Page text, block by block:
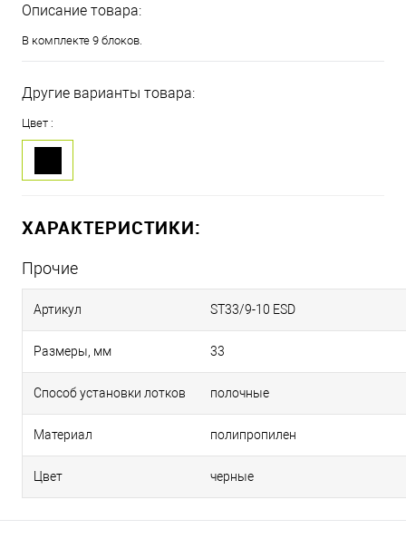
Описание товара:
В комплекте 9 блоков.
Другие варианты товара:
Цвет :
ХАРАКТЕРИСТИКИ:
Прочие
Артикул ST33/9-10 ESD
Размеры, мм 33
Способ установки лотков полочные
Материал полипропилен
Цвет черные